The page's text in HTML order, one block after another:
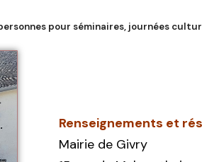
pour séminaires, journées
Renseignements et
Mairie de Givry